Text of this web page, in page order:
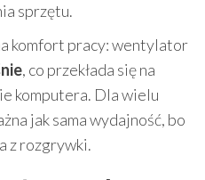
sprzętu.
komfort pracy: wentylator
, co przekłada się na
komputera. Dla wielu
jak sama wydajność, bo
z rozgrywki.